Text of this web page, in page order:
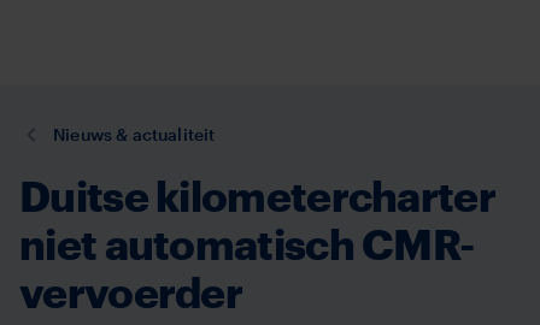
inhoud
U
hier:
Nieuws & actualiteit
Duitse kilometercharter
niet automatisch CMR-
vervoerder